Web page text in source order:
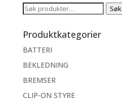
Søk
Søk
Produktkategorier
BATTERI
BEKLEDNING
BREMSER
CLIP-ON STYRE